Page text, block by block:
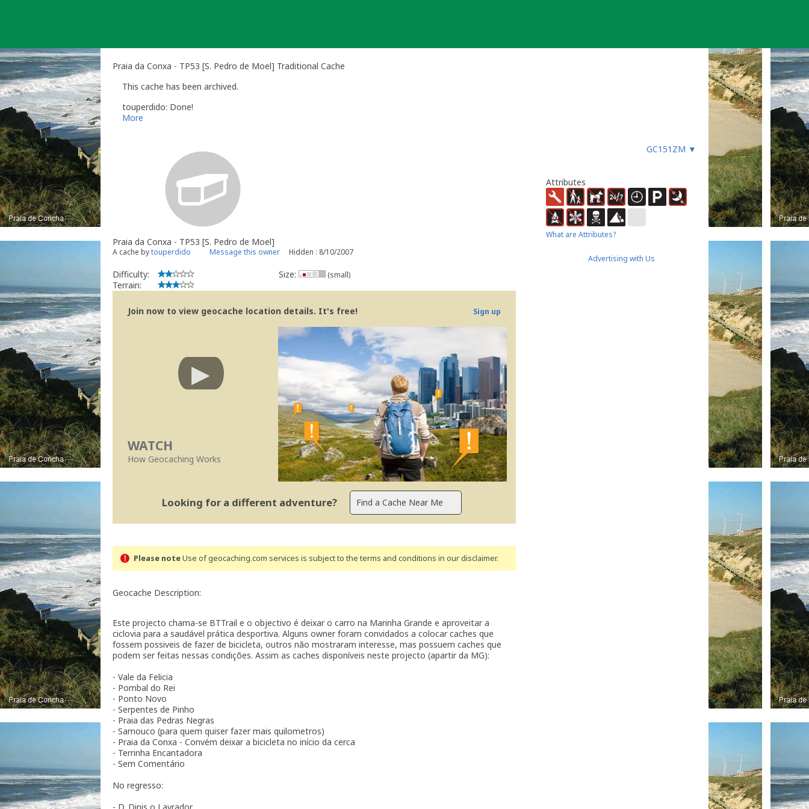
Praia da Conxa - TP53 [S. Pedro de Moel] Traditional Cache
This cache has been archived.
touperdido: Done!
More
GC151ZM ▼
Praia da Conxa - TP53 [S. Pedro de Moel]
A cache bytouperdido Message this owner Hidden : 8/10/2007
Difficulty:
Terrain:
Size: (small)
Join now to view geocache location details. It's free! Sign up
WATCH
How Geocaching Works
Looking for a different adventure?
Please noteUse of geocaching.com services is subject to the terms and conditions in our disclaimer.
Geocache Description:
Este projecto chama-se BTTrail e o objectivo é deixar o carro na Marinha Grande e aproveitar a
ciclovia para a saudável prática desportiva. Alguns owner foram convidados a colocar caches que
fossem possiveis de fazer de bicicleta, outros não mostraram interesse, mas possuem caches que
podem ser feitas nessas condições. Assim as caches disponíveis neste projecto (apartir da MG):
- Vale da Felicia
- Pombal do Rei
- Ponto Novo
- Serpentes de Pinho
- Praia das Pedras Negras
- Samouco (para quem quiser fazer mais quilometros)
- Praia da Conxa - Convém deixar a bicicleta no início da cerca
- Terrinha Encantadora
- Sem Comentário
No regresso:
Attributes
What are Attributes?
Advertising with Us